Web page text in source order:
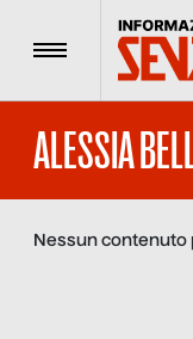
Menu
ALESSIA
Nessun contenuto